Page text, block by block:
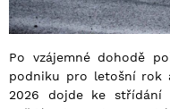
Po vzájemné dohodě
podniku pro letošní rok
2026 dojde ke střídání